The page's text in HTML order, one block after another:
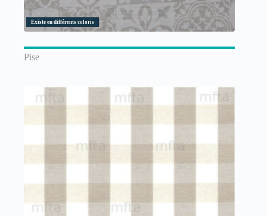
Existe en différents coloris
Pise